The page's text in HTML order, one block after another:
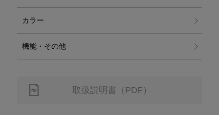
カラー
機能・その他
取扱説明書（PDF）